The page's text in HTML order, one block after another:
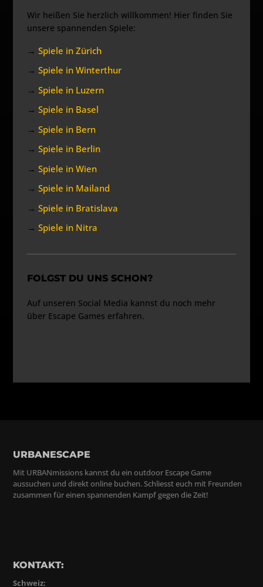
Wir heißen Sie herzlich willkommen! Hier finden Sie
unsere spannenden Spiele:
→Spiele in Zürich
→Spiele in Winterthur
→Spiele in Luzern
→Spiele in Basel
→Spiele in Bern
→Spiele in Berlin
→Spiele in Wien
→Spiele in Mailand
→Spiele in Bratislava
→Spiele in Nitra
FOLGST DU UNS SCHON?
Auf unseren Social Media kannst du noch mehr
über Escape Games erfahren.
URBANESCAPE
Mit URBANmissions kannst du ein outdoor Escape Game
aussuchen und direkt online buchen. Schliesst euch mit Freunden
zusammen für einen spannenden Kampf gegen die Zeit!
KONTAKT:
Schweiz: